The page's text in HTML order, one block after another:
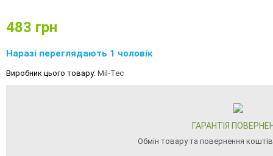
483 грн
Наразі переглядають 1 чоловік
Виробник цього товару: Mil-Tec
ГАРАНТІЯ
Обмін товару та повернення